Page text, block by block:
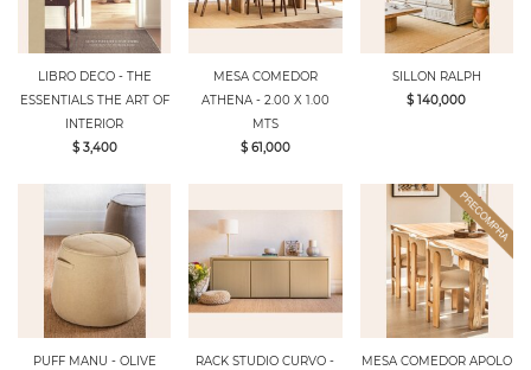
LIBRO DECO - THE
ESSENTIALS THE ART OF
INTERIOR
$ 3,400
MESA COMEDOR
ATHENA - 2.00 X 1.00
MTS
$ 61,000
SILLON RALPH
$ 140,000
PUFF MANU - OLIVE
RACK STUDIO CURVO -
MESA COMEDOR APOLO